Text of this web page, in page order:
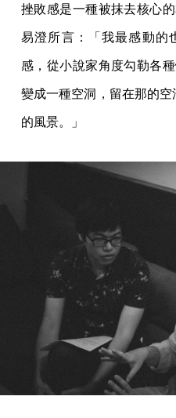
挫敗感是一種被抹去核心
易澄所言：「我最感動的
感，從小說家角度勾勒各
變成一種空洞，留在那的
的風景。」